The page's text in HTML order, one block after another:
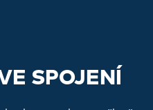
SPOJENÍ